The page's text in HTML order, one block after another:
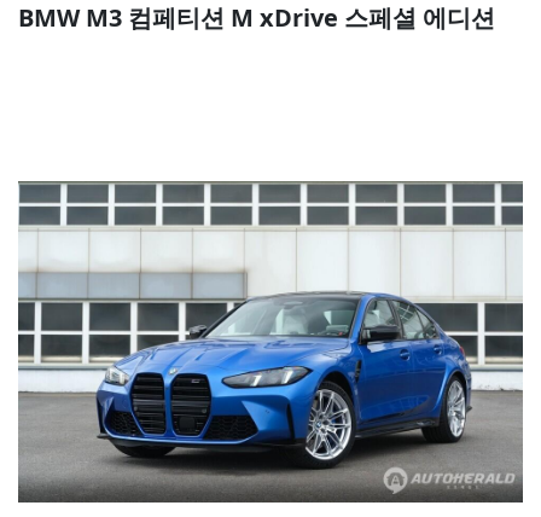
BMW M3 컴페티션 M xDrive 스페셜 에디션